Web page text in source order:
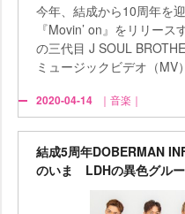
今年、結成から10周年を
『Movin’ on』をリリー
の三代目 J SOUL
ミュージックビデオ（MV
2020-04-14 ｜音楽｜
結成5周年DOBERMAN
のいま LDHの異色グル